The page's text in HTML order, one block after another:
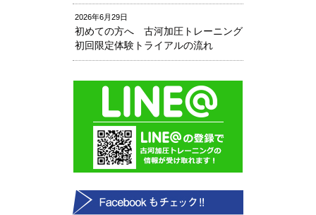
2026年6月29日
初めての方へ 古河加圧トレーニング
初回限定体験トライアルの流れ